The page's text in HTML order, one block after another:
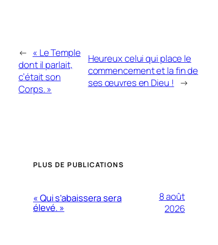
← « Le Temple
dont il parlait,
c’était son
Corps. »
Heureux celui qui place le
commencement et la fin de
ses œuvres en Dieu ! →
PLUS DE PUBLICATIONS
« Qui s’abaissera sera
élevé. »
8 août
2026